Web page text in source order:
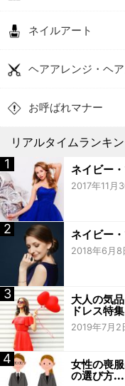
ネイルアート
ヘアアレンジ・ヘ
お呼ばれマナー
リアルタイムランキ
ネイビー
2017年11月
ネイビー
2018年6月8
大人の気
ドレス特
2019年7月2
女性の喪
の選び方...